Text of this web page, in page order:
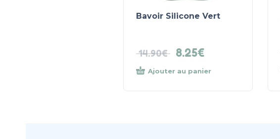
Bavoir Silicone Vert
14.90€ 8.25€
Ajouter au panier